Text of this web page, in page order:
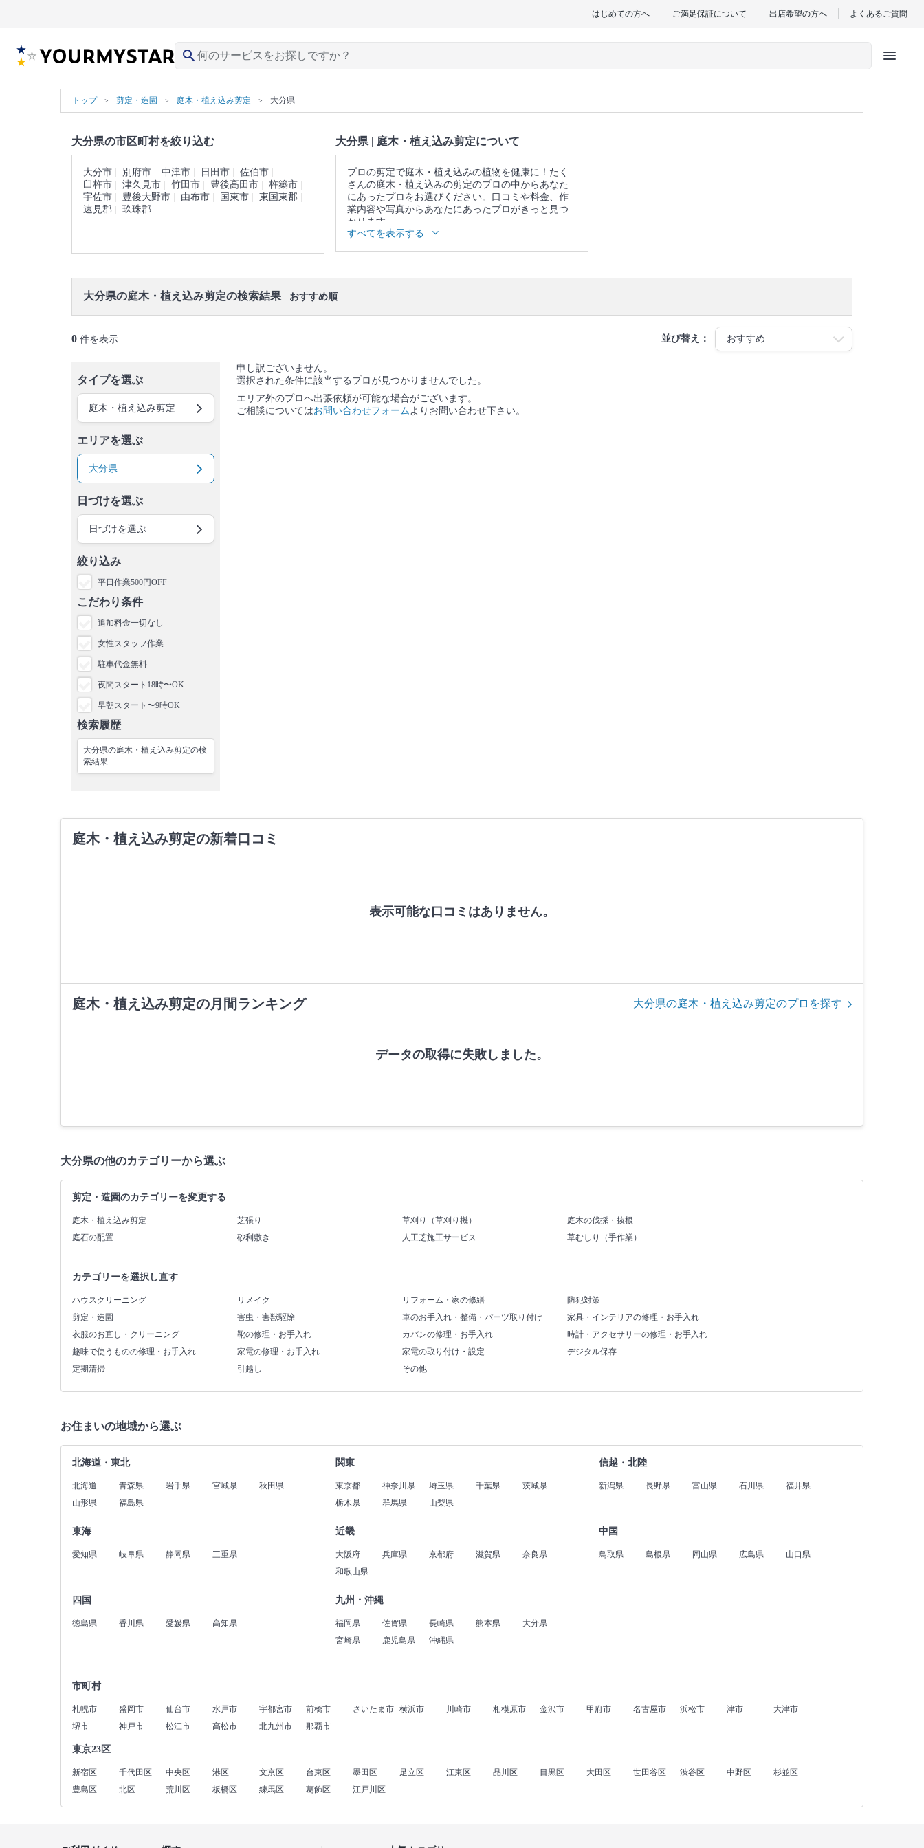
はじめての方へ ご満足保証について 出店希望の方へ よくあるご質問
search menu
トップ 剪定・造園 庭木・植え込み剪定 大分県
大分県の市区町村を絞り込む
大分市 別府市 中津市 日田市
佐伯市
臼杵市
津久見市 竹田市 豊後高田市
杵築市
宇佐市
豊後大野市 由布市 国東市
東国東郡
速見郡
玖珠郡
大分県 | 庭木・植え込み剪定について
プロの剪定で庭木・植え込みの植物を健康に！たく
さんの庭木・植え込みの剪定のプロの中からあなた
にあったプロをお選びください。口コミや料金、作
業内容や写真からあなたにあったプロがきっと見つ
かります。
▼表示価格に含まれる庭木・植え込み剪定の作業範
囲
すべてを表示する
大分県の庭木・植え込み剪定の検索結果 おすすめ順
0 件を表示 並び替え：
タイプを選ぶ
庭木・植え込み剪定
エリアを選ぶ
大分県
日づけを選ぶ
日づけを選ぶ
絞り込み
平日作業500円OFF
こだわり条件
追加料金一切なし
女性スタッフ作業
駐車代金無料
夜間スタート18時〜OK
早朝スタート〜9時OK
検索履歴
大分県の庭木・植え込み剪定の検
索結果
申し訳ございません。
選択された条件に該当するプロが見つかりませんでした。
エリア外のプロへ出張依頼が可能な場合がございます。
ご相談についてはお問い合わせフォームよりお問い合わせ下さい。
庭木・植え込み剪定の新着口コミ
表示可能な口コミはありません。
庭木・植え込み剪定の月間ランキング 大分県の庭木・植え込み剪定のプロを探す
データの取得に失敗しました。
大分県の他のカテゴリーから選ぶ
剪定・造園のカテゴリーを変更する
庭木・植え込み剪定 芝張り 草刈り（草刈り機）
庭木の伐採・抜根
庭石の配置
砂利敷き 人工芝施工サービス 草むしり（手作業）
カテゴリーを選択し直す
ハウスクリーニング リメイク リフォーム・家の修繕
防犯対策
剪定・造園
害虫・害獣駆除 車のお手入れ・整備・パーツ取り付け
家具・インテリアの修理・お手入れ
衣服のお直し・クリーニング
靴の修理・お手入れ カバンの修理・お手入れ
時計・アクセサリーの修理・お手入れ
趣味で使うものの修理・お手入れ
家電の修理・お手入れ 家電の取り付け・設定
デジタル保存
定期清掃
引越し その他
お住まいの地域から選ぶ
北海道・東北
北海道 青森県 岩手県 宮城県
秋田県
山形県
福島県
関東
東京都 神奈川県 埼玉県 千葉県
茨城県
栃木県
群馬県 山梨県
信越・北陸
新潟県 長野県 富山県 石川県 福井県
東海
愛知県 岐阜県 静岡県 三重県
近畿
大阪府 兵庫県 京都府 滋賀県
奈良県
和歌山県
中国
鳥取県 島根県 岡山県 広島県 山口県
四国
徳島県 香川県 愛媛県 高知県
九州・沖縄
福岡県 佐賀県 長崎県 熊本県
大分県
宮崎県
鹿児島県 沖縄県
市町村
札幌市 盛岡市 仙台市 水戸市 宇都宮市 前橋市 さいたま市 横浜市 川崎市 相模原市 金沢市 甲府市 名古屋市 浜松市 津市
大津市
堺市
神戸市 松江市 高松市 北九州市 那覇市
東京23区
新宿区 千代田区 中央区 港区 文京区 台東区 墨田区 足立区 江東区 品川区 目黒区 大田区 世田谷区 渋谷区 中野区
杉並区
豊島区
北区 荒川区 板橋区 練馬区 葛飾区 江戸川区